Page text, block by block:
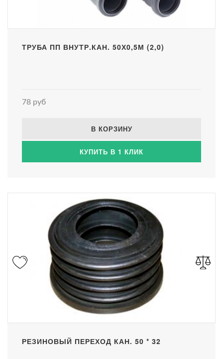
ТРУБА ПП ВНУТР.КАН. 50Х0,5М (2,0)
78 руб
В КОРЗИНУ
КУПИТЬ В 1 КЛИК
РЕЗИНОВЫЙ ПЕРЕХОД КАН. 50 * 32